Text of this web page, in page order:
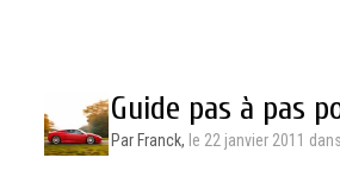
Guide pas à pas
Par Franck, le 22 janvier 2011 dans